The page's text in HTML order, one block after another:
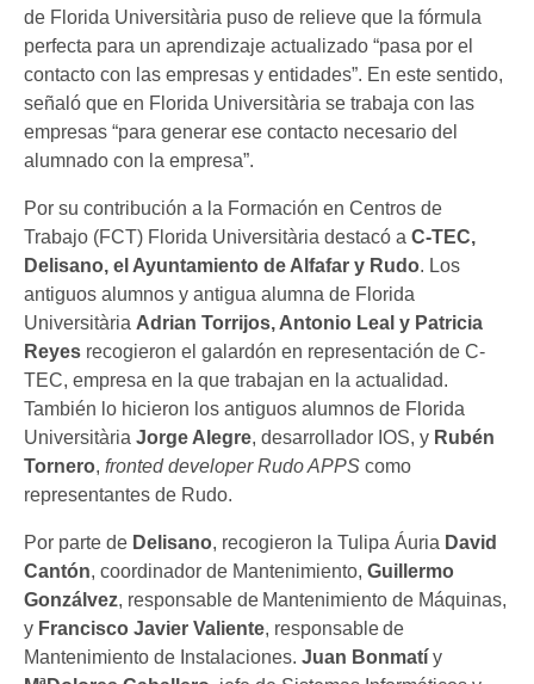
de Florida Universitària puso de relieve que la fórmula
perfecta para un aprendizaje actualizado “pasa por el
contacto con las empresas y entidades”. En este sentido,
señaló que en Florida Universitària se trabaja con las
empresas “para generar ese contacto necesario del
alumnado con la empresa”.
Por su contribución a la Formación en Centros de
Trabajo (FCT) Florida Universitària destacó a C-TEC,
Delisano, el Ayuntamiento de Alfafar y Rudo. Los
antiguos alumnos y antigua alumna de Florida
Universitària Adrian Torrijos, Antonio Leal y Patricia
Reyes recogieron el galardón en representación de C-
TEC, empresa en la que trabajan en la actualidad.
También lo hicieron los antiguos alumnos de Florida
Universitària Jorge Alegre, desarrollador IOS, y Rubén
Tornero, fronted developer Rudo APPS como
representantes de Rudo.
Por parte de Delisano, recogieron la Tulipa Áuria David
Cantón, coordinador de Mantenimiento, Guillermo
Gonzálvez, responsable de Mantenimiento de Máquinas,
y Francisco Javier Valiente, responsable de
Mantenimiento de Instalaciones. Juan Bonmatí y